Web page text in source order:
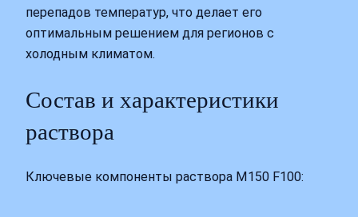
перепадов температур, что делает его
оптимальным решением для регионов с
холодным климатом.
Состав и характеристики
раствора
Ключевые компоненты раствора М150 F100: